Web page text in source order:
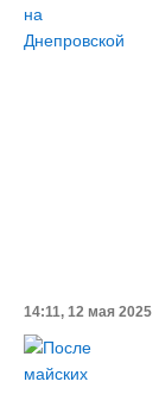
14:11, 12 мая 2025